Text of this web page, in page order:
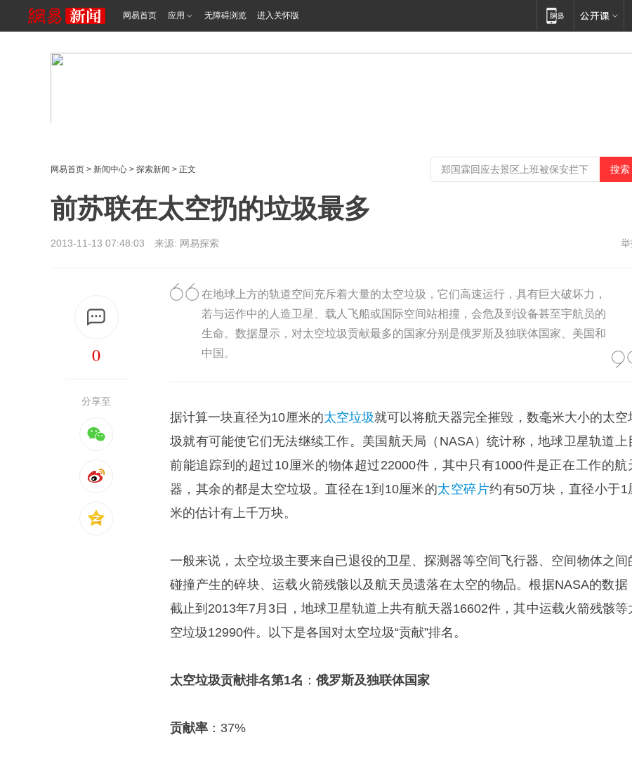
网易首页 应用 无障碍浏览 进入关怀版
网易首页 > 新闻中心 > 探索新闻 > 正文
前苏联在太空扔的垃圾最多
2013-11-13 07:48:03 来源: 网易探索
0
分享至
在地球上方的轨道空间充斥着大量的太空垃圾，它们高速运行，具有巨大破坏力，
若与运作中的人造卫星、载人飞船或国际空间站相撞，会危及到设备甚至宇航员的
生命。数据显示，对太空垃圾贡献最多的国家分别是俄罗斯及独联体国家、美国和
中国。
据计算一块直径为10厘米的太空垃圾就可以将航天器完全摧毁，数毫米大小的太空
圾就有可能使它们无法继续工作。美国航天局（NASA）统计称，地球卫星轨道上
前能追踪到的超过10厘米的物体超过22000件，其中只有1000件是正在工作的航
器，其余的都是太空垃圾。直径在1到10厘米的太空碎片约有50万块，直径小于1
米的估计有上千万块。
一般来说，太空垃圾主要来自已退役的卫星、探测器等空间飞行器、空间物体之间
碰撞产生的碎块、运载火箭残骸以及航天员遗落在太空的物品。根据NASA的数据
截止到2013年7月3日，地球卫星轨道上共有航天器16602件，其中运载火箭残骸等
空垃圾12990件。以下是各国对太空垃圾“贡献”排名。
太空垃圾贡献排名第1名 ： 俄罗斯及独联体国家
贡献率 ：37%